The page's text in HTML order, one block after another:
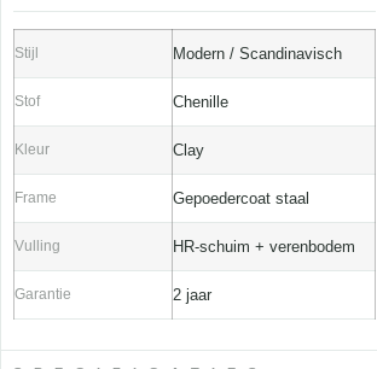
Stijl Modern / Scandinavisch
Stof Chenille
Kleur Clay
Frame Gepoedercoat staal
Vulling HR-schuim + verenbodem
Garantie 2 jaar